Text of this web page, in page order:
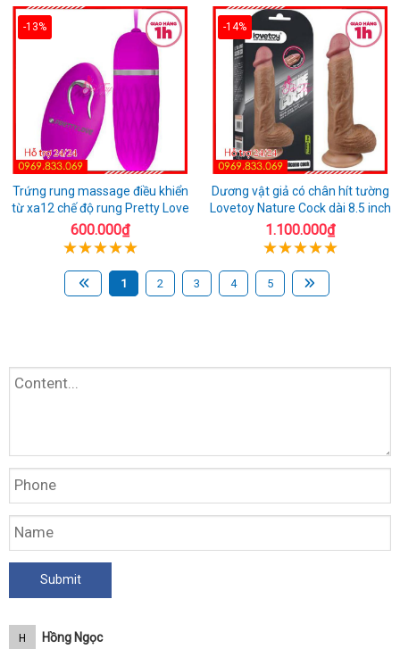
-13%
Trứng rung massage điều khiển
từ xa12 chế độ rung Pretty Love
600.000₫
-14%
Dương vật giả có chân hít tường
Lovetoy Nature Cock dài 8.5 inch
1.100.000₫
1 2 3 4 5
H Hồng Ngọc